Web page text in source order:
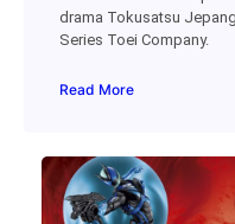
drama Tokusatsu
Series Toei Company.
Read More